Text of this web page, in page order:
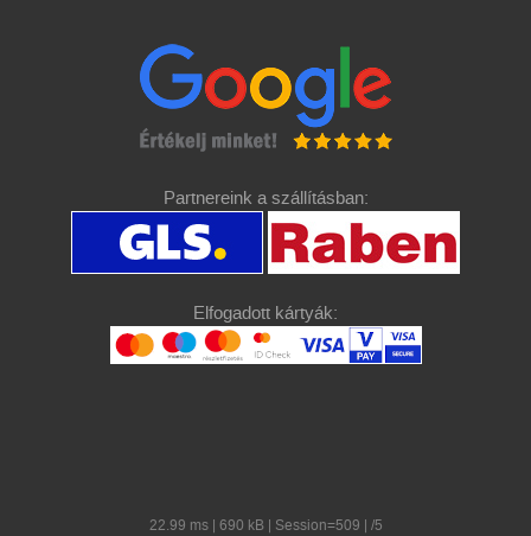
Partnereink a szállításban:
Elfogadott kártyák:
22.99 ms | 690 kB | Session=509 | /5